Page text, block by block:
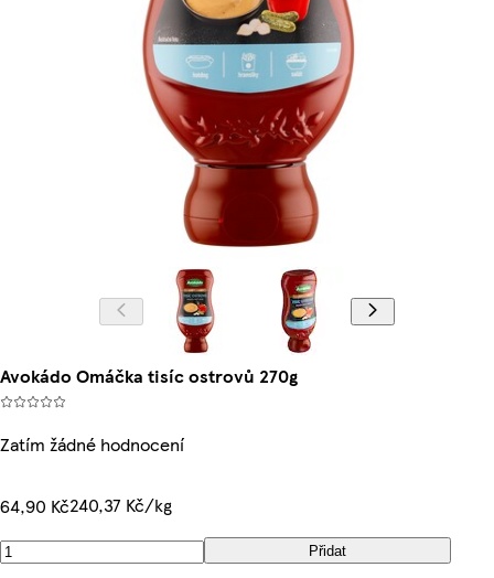
Avokádo Omáčka tisíc ostrovů 270g
Zatím žádné hodnocení
64,90 Kč240,37 Kč/kg
Přidat